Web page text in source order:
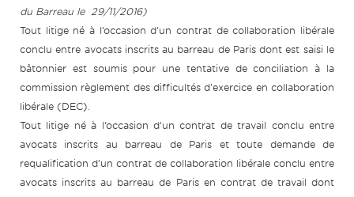
du Barreau le 29/11/2016)
Tout litige né à l’occasion d’un contrat de collaboration libérale
conclu entre avocats inscrits au barreau de Paris dont est saisi le
bâtonnier est soumis pour une tentative de conciliation à la
commission règlement des difficultés d'exercice en collaboration
libérale (DEC).
Tout litige né à l’occasion d’un contrat de travail conclu entre
avocats inscrits au barreau de Paris et toute demande de
requalification d’un contrat de collaboration libérale conclu entre
avocats inscrits au barreau de Paris en contrat de travail dont